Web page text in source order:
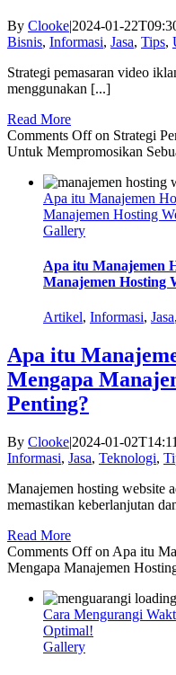
By Clooke|2024-01-
Bisnis, Informasi, Jasa, Tips,
Strategi pemasaran video
menggunakan [...]
Read More
Comments Offon Strategi
Untuk Mempromosikan
Apa itu Manajemen
Manajemen Hosting
Gallery
Apa itu Manajemen
Manajemen Hosting
Artikel, Informasi, Jasa,
Apa itu
Mengapa
Penting?
By Clooke|2024-01-
Informasi, Jasa, Teknologi,
Manajemen hosting website
memastikan keberlanjutan
Read More
Comments Offon Apa itu
Mengapa Manajemen
Cara Mengurangi
Optimal!
Gallery